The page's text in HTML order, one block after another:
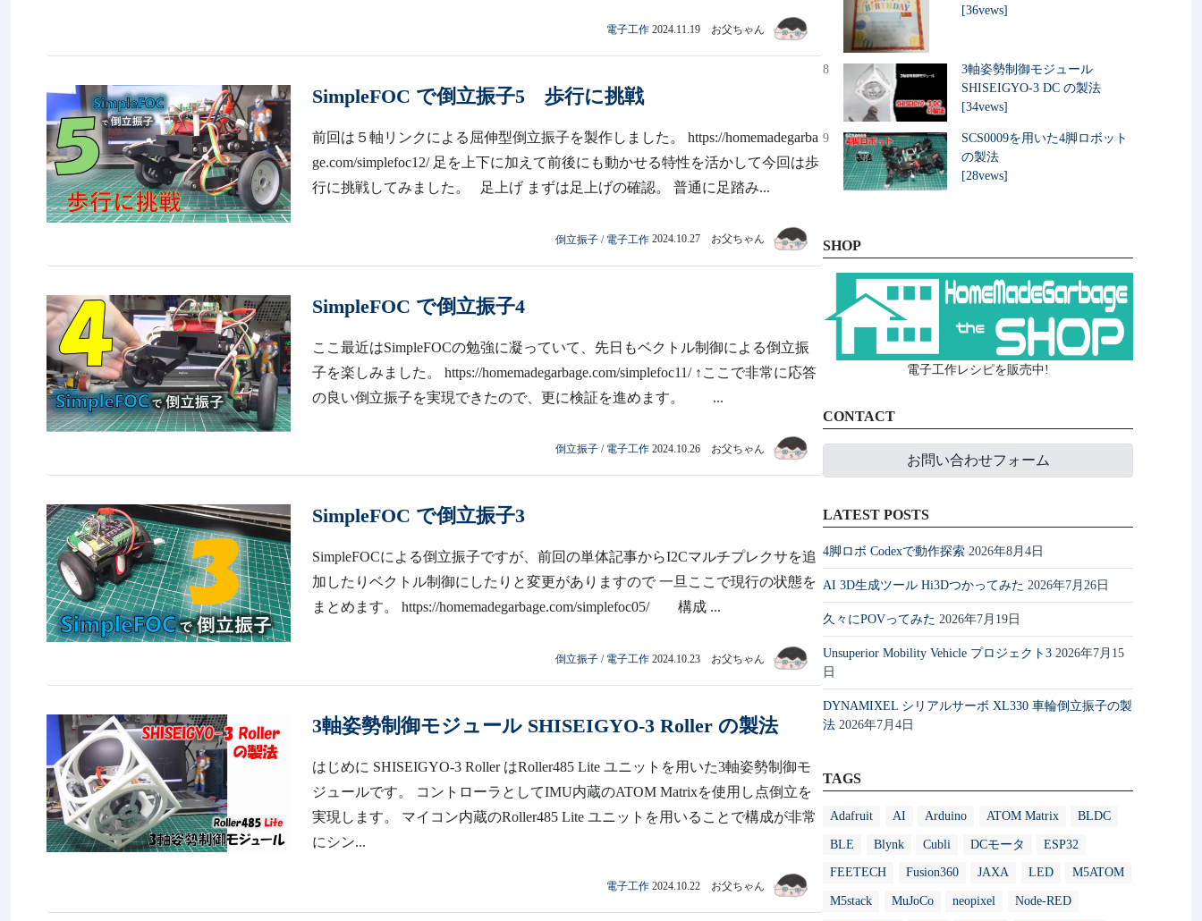
電子工作 2024.11.19 お父ちゃん
SimpleFOC で倒立振子5 歩行に挑戦
前回は５軸リンクによる屈伸型倒立振子を製作しました。 https://homemadegarba
ge.com/simplefoc12/ 足を上下に加えて前後にも動かせる特性を活かして今回は歩
行に挑戦してみました。 足上げ まずは足上げの確認。 普通に足踏み...
倒立振子 / 電子工作 2024.10.27 お父ちゃん
SimpleFOC で倒立振子4
ここ最近はSimpleFOCの勉強に凝っていて、先日もベクトル制御による倒立振
子を楽しみました。 https://homemadegarbage.com/simplefoc11/ ↑ここで非常に応答
の良い倒立振子を実現できたので、更に検証を進めます。 ...
倒立振子 / 電子工作 2024.10.26 お父ちゃん
SimpleFOC で倒立振子3
SimpleFOCによる倒立振子ですが、前回の単体記事からI2Cマルチプレクサを追
加したりベクトル制御にしたりと変更がありますので 一旦ここで現行の状態を
まとめます。 https://homemadegarbage.com/simplefoc05/ 構成 ...
倒立振子 / 電子工作 2024.10.23 お父ちゃん
3軸姿勢制御モジュール SHISEIGYO-3 Roller の製法
はじめに SHISEIGYO-3 Roller はRoller485 Lite ユニットを用いた3軸姿勢制御モ
ジュールです。 コントローラとしてIMU内蔵のATOM Matrixを使用し点倒立を
実現します。 マイコン内蔵のRoller485 Lite ユニットを用いることで構成が非常
にシン...
電子工作 2024.10.22 お父ちゃん
[36vews]
8
3軸姿勢制御モジュール
SHISEIGYO-3 DC の製法
[34vews]
9
SCS0009を用いた4脚ロボット
の製法
[28vews]
SHOP
電子工作レシピを販売中!
CONTACT
お問い合わせフォーム
LATEST POSTS
4脚ロボ Codexで動作探索 2026年8月4日
AI 3D生成ツール Hi3Dつかってみた 2026年7月26日
久々にPOVってみた 2026年7月19日
Unsuperior Mobility Vehicle プロジェクト3 2026年7月15
日
DYNAMIXEL シリアルサーボ XL330 車輪倒立振子の製
法 2026年7月4日
TAGS
Adafruit AI Arduino ATOM Matrix BLDC
BLE Blynk Cubli DCモータ ESP32
FEETECH Fusion360 JAXA LED M5ATOM
M5stack MuJoCo neopixel Node-RED